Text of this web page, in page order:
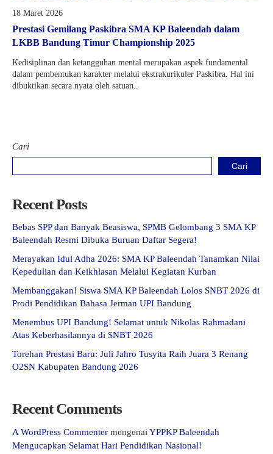
18 Maret 2026
Prestasi Gemilang Paskibra SMA KP Baleendah dalam
LKBB Bandung Timur Championship 2025
Kedisiplinan dan ketangguhan mental merupakan aspek fundamental
dalam pembentukan karakter melalui ekstrakurikuler Paskibra. Hal ini
dibuktikan secara nyata oleh satuan..
Cari
Cari
Recent Posts
Bebas SPP dan Banyak Beasiswa, SPMB Gelombang 3 SMA KP
Baleendah Resmi Dibuka Buruan Daftar Segera!
Merayakan Idul Adha 2026: SMA KP Baleendah Tanamkan Nilai
Kepedulian dan Keikhlasan Melalui Kegiatan Kurban
Membanggakan! Siswa SMA KP Baleendah Lolos SNBT 2026 di
Prodi Pendidikan Bahasa Jerman UPI Bandung
Menembus UPI Bandung! Selamat untuk Nikolas Rahmadani
Atas Keberhasilannya di SNBT 2026
Torehan Prestasi Baru: Juli Jahro Tusyita Raih Juara 3 Renang
O2SN Kabupaten Bandung 2026
Recent Comments
A WordPress Commenter mengenai YPPKP Baleendah
Mengucapkan Selamat Hari Pendidikan Nasional!